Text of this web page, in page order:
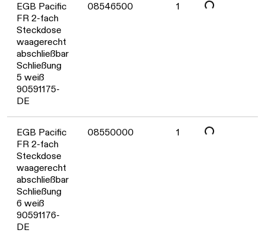
EGB Pacific
FR 2-fach
Steckdose
waagerecht
abschließbar
Schließung
5 weiß
90591175-
DE
08546500 1
EGB Pacific
FR 2-fach
Steckdose
waagerecht
abschließbar
Schließung
6 weiß
90591176-
DE
08550000 1